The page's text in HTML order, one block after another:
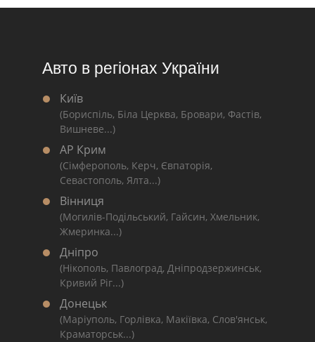
Авто в регіонах України
Київ
(Бориспіль, Біла Церква, Бровари, Фастів,
Вишневе...)
АР Крим
(Сімферополь, Керч, Євпаторія,
Севастополь, Ялта...)
Вінниця
(Могилів-Подільський, Гайсин, Хмельник,
Жмеринка...)
Дніпро
(Нікополь, Павлоград, Дніпродзержинськ,
Кривий Ріг...)
Донецьк
(Маріуполь, Горлівка, Макіївка, Слов'янськ,
Краматорськ...)